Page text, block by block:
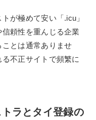
が極めて安い「.icu」
頼性を重んじる企業
とは通常ありませ
不正サイトで頻繁に
ラとタイ登録の